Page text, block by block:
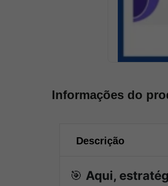
Informações do
Descrição
🎯 Aqui,